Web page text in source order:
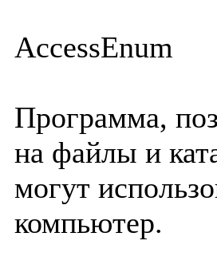
AccessEnum
Программа,
на файлы и
могут
компьютер.